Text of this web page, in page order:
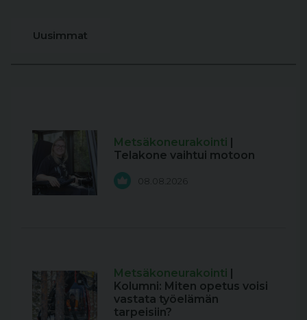
Uusimmat
Metsäkoneurakointi
Telakone vaihtui motoon
08.08.2026
Metsäkoneurakointi
Kolumni: Miten opetus voisi
vastata työelämän
tarpeisiin?